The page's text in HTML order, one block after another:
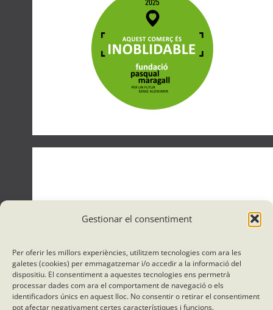
Gestionar el consentiment
Per oferir les millors experiències, utilitzem tecnologies com ara les
galetes (cookies) per emmagatzemar i/o accedir a la informació del
dispositiu. El consentiment a aquestes tecnologies ens permetrà
processar dades com ara el comportament de navegació o els
identificadors únics en aquest lloc. No consentir o retirar el consentiment
pot afectar negativament certes característiques i funcions.